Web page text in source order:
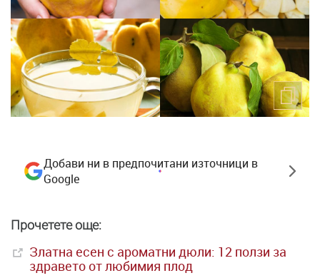
Добави ни в предпочитани източници в
Google
Прочетете още:
Златна есен с ароматни дюли: 12 ползи за
здравето от любимия плод